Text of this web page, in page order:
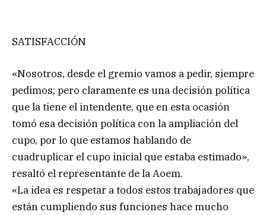
SATISFACCIÓN
«Nosotros, desde el gremio vamos a pedir, siempre
pedimos; pero claramente es una decisión política
que la tiene el intendente, que en esta ocasión
tomó esa decisión política con la ampliación del
cupo, por lo que estamos hablando de
cuadruplicar el cupo inicial que estaba estimado»,
resaltó el representante de la Aoem.
«La idea es respetar a todos estos trabajadores que
están cumpliendo sus funciones hace mucho